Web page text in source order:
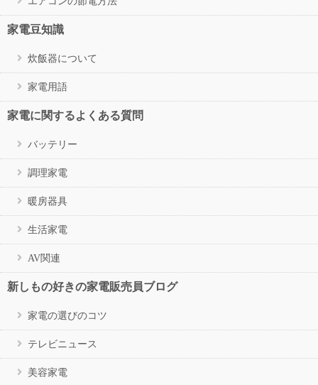
家電豆知識
炊飯器について
家電用語
家電に関するよくある質問
バッテリー
調理家電
暖房器具
生活家電
AV関連
新しもの好きの家電販売員ブログ
家電の選びのコツ
テレビニュース
美容家電